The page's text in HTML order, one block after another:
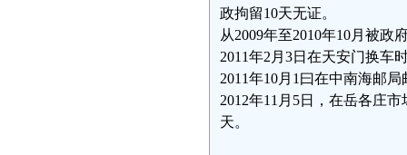
政拘留10天无证。
从2009年至2010年10月被政
2011年2月3日在天安门换车
2011年10月1曰在中南海邮
2012年11月5日，在岳各庄
天。